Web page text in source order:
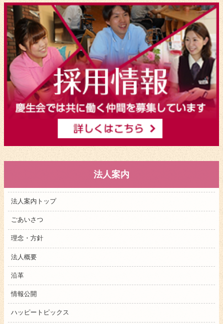
法人案内
法人案内トップ
ごあいさつ
理念・方針
法人概要
沿革
情報公開
ハッピートピックス